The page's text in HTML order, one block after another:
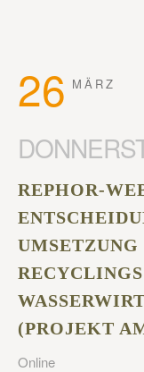
26 MÄRZ
REPHOR-
UMSETZUNG
(PROJEKT
Online